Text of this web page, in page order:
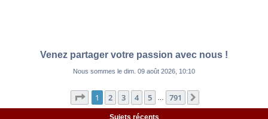
Venez partager votre passion avec nous !
Nous sommes le dim. 09 août 2026, 10:10
Page 1sur791
1 2 3 4 5 791
Sujets récents